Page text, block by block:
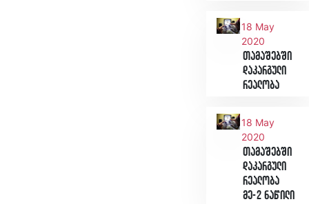
18 May
2020
თამაშებში
დაკარგული
რეალობა
18 May
2020
თამაშებში
დაკარგული
რეალობა
მე-2 ნაწილი